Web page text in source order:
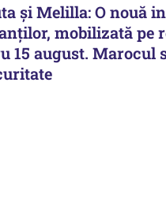
și Melilla: O nouă
mobilizată pe
15 august. Marocul